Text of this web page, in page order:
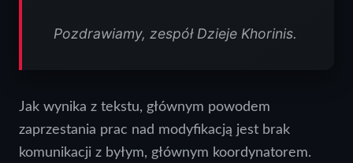
Pozdrawiamy, zespół Dzieje Khorinis.
Jak wynika z tekstu, głównym powodem
zaprzestania prac nad modyfikacją jest brak
komunikacji z byłym, głównym koordynatorem.